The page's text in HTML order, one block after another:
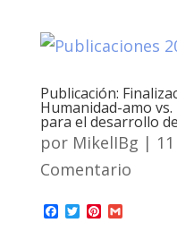
Publicación:
Humanidad-amo
para el desarrollo
por MikelIBg |
Comentario
F T P G